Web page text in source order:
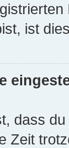
ist
dass
Zeit